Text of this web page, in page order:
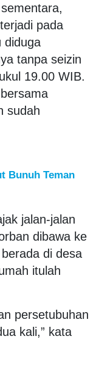
pada
diduga
tanpa seizin
19.00 WIB.
sudah
Bunuh Teman
jalan-jalan
dibawa ke
di desa
itulah
persetubuhan
kali,” kata